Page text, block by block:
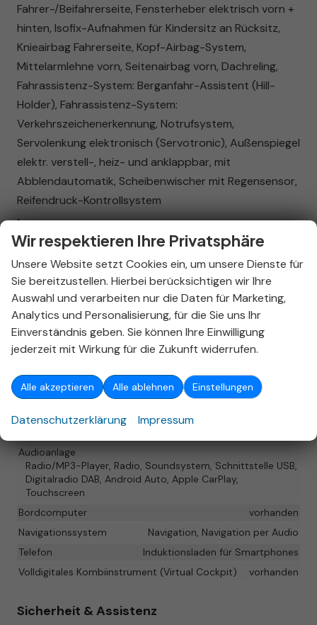
Fahrer-/Beifahrerseite, Fensterheber elektrisch vorn +
hinten, Isofix-Aufnahmen für Kindersitz an Rücksitz,
Knieairbag Fahrerseite, Kopf-Airbag-System,
Mittelarmlehne vorn, Seitenairbag vorn, Dachreling,
Fahrassistenz-System: Berganfahr-Assistent (Hill-
Holder), Fahrassistenz-System:
Verkehrszeichenerkennung, Notrufsystem,
Servolenkung elektronisch (Servotronic), Außenspiegel
elektr. verstell-, heiz- und anklappbar, mit
Abblendautomatik, Scheibenwischer mit Regensensor,
Reifendruck-Kontrollsystem
Innen
Ambiente-Beleuchtung
vorhanden
Armlehnen
Mittelarmlehne
Fensterheber
elektrisch
Klimatisierung
Klimaautomatik, 2-Zonen-Klimaautomatik
Sitze
Isofix (Kindersitzbefestigung), Sitzheizung, Sitzheizung
hinten, Sportsitze
Audioanlage
Radio/MP3-Player, Radio, Soundsystem, Schnittstelle USB,
Digitalradio DAB, Android Auto, Apple CarPlay,
Touchscreen
Bordcomputer
vorhanden
Navigationssystem
Navigation, Navigation per Audio
Telefon
Induktionsladen für Smartphones
Volldigitales Kombiinstrument (Virtual Cockpit)
vorhanden
Sicherheit & Assistenz
Wir respektieren Ihre Privatsphäre
Unsere Website setzt Cookies ein, um unsere Dienste für
Sie bereitzustellen. Hierbei berücksichtigen wir Ihre
Auswahl und verarbeiten nur die Daten für Marketing,
Analytics und Personalisierung, für die Sie uns Ihr
Einverständnis geben. Sie können Ihre Einwilligung
jederzeit mit Wirkung für die Zukunft widerrufen.
Alle akzeptieren Alle ablehnen Einstellungen
Datenschutzerklärung Impressum